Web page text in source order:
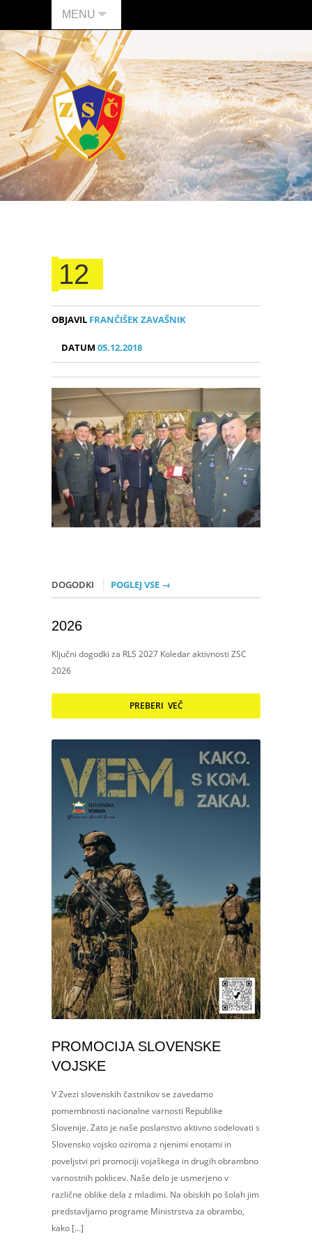
MENU
12
OBJAVIL FRANČIŠEK ZAVAŠNIK
DATUM05.12.2018
DOGODKI POGLEJ VSE →
2026
Ključni dogodki za RLS 2027 Koledar aktivnosti ZSC
2026
PREBERI VEČ
PROMOCIJA SLOVENSKE
VOJSKE
V Zvezi slovenskih častnikov se zavedamo
pomembnosti nacionalne varnosti Republike
Slovenije. Zato je naše poslanstvo aktivno sodelovati s
Slovensko vojsko oziroma z njenimi enotami in
poveljstvi pri promociji vojaškega in drugih obrambno
varnostnih poklicev. Naše delo je usmerjeno v
različne oblike dela z mladimi. Na obiskih po šolah jim
predstavljamo programe Ministrstva za obrambo,
kako […]